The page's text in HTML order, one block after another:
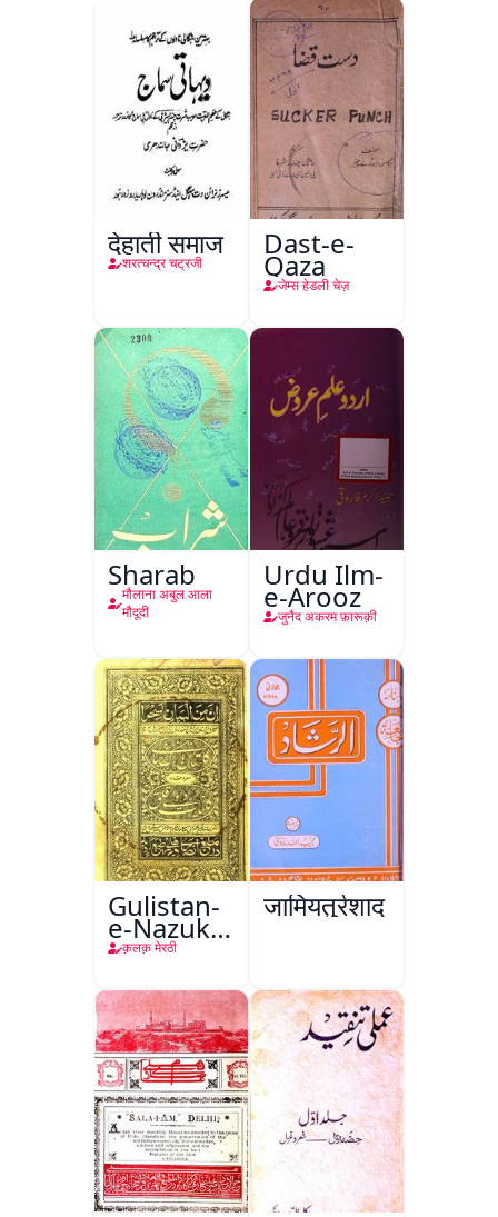
देहाती समाज
शरत्चन्द्र चट्रजी
Dast-e-
Qaza
जेम्स हेडली चेज़
Sharab
मौलाना अबुल आला
मौदूदी
Urdu Ilm-
e-Arooz
जुनैद अकरम फ़ारूक़ी
Gulistan-
e-Nazuk
Khayal
क़लक़ मेरठी
जामियतुर्रशाद